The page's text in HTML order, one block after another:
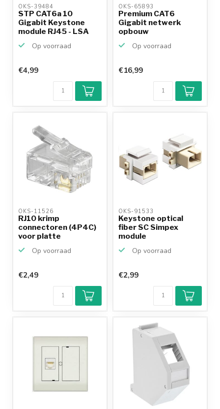
OKS-39484
STP CAT6a 10
Gigabit Keystone
module RJ45 - LSA
Op voorraad
€4,99
OKS-65893
Premium CAT6
Gigabit netwerk
opbouw
met 2...Op voorraad
€16,99
OKS-11526
RJ10 krimp
connectoren (4P4C)
voor platte
Op voorraad
€2,49
OKS-91533
Keystone optical
fiber SC Simpex
module
Op voorraad
€2,99